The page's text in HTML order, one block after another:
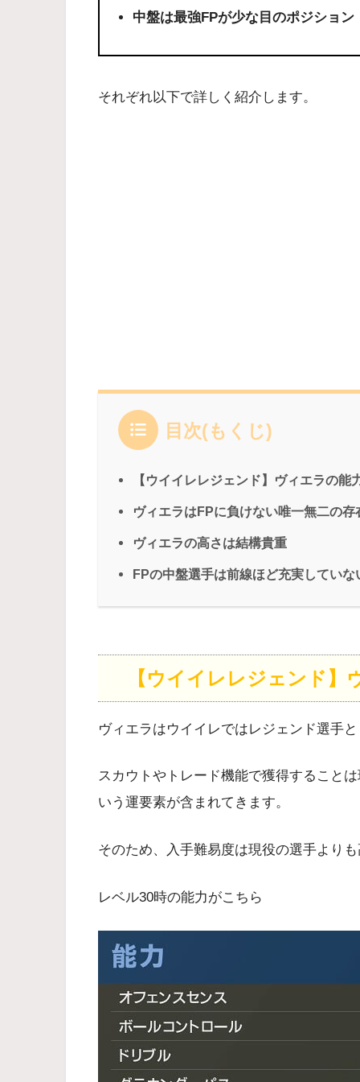
中盤は最強FPが少な目のポジション
それぞれ以下で詳しく紹介します。
目次(もくじ)
【ウイイレレジェンド】ヴィエラの能
ヴィエラはFPに負けない唯一無二の存
ヴィエラの高さは結構貴重
FPの中盤選手は前線ほど充実していな
【ウイイレレジェンド】
ヴィエラはウイイレではレジェンド選手
スカウトやトレード機能で獲得すること
いう運要素が含まれてきます。
そのため、入手難易度は現役の選手より
レベル30時の能力がこちら